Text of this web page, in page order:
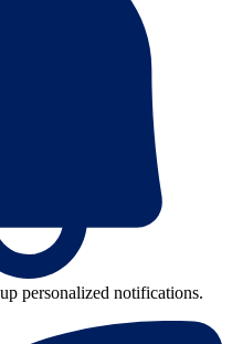
personalized notifications.